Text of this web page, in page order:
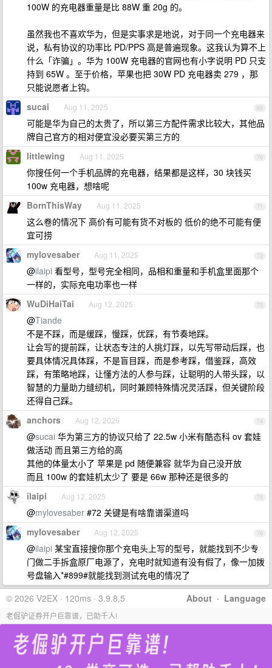
100W 的充电器重量是比 88W 重 20g 的。
虽然我也不喜欢华为，但是实事求是地说，对于同一个充电器来
说，私有协议的功率比 PD/PPS 高是普遍现象。这我认为算不上
什么「诈骗」。华为 100W 充电器的官网也有小字说明 PD 只支
持到 65W 。至于价格，苹果也把 30W PD 充电器卖 279 ，那
只能说愿者上钩。
69
sucai Aug 11, 2025
可能是华为自己的太贵了，所以第三方配件需求比较大，其他品
牌自己官方的相对便宜没必要买第三方的
70
littlewing Aug 11, 2025
你搜任何一个手机品牌的充电器，结果都是这样，30 块钱买
100w 充电器，想啥呢
71
BornThisWay Aug 11, 2025
这么卷的情况下 高价有可能有货不对板的 低价的绝不可能有便
宜可捞
72
mylovesaber Aug 11, 2025
@ilaipi 看型号，型号完全相同，品相和重量和手机盒里面那个
一样的，实际充电功率也一样
73
WuDiHaiTai Aug 12, 2025
@Tiande
不是不踩，而是缓踩，慢踩，优踩，有节奏地踩。
让会写的提前踩，让状态专注的人挑灯踩，以先写带动后踩，也
要具体情况具体踩，不是盲目踩，而是参考踩，借鉴踩，高效
踩，有策略地踩，让懂方法的人参与踩，让聪明的人带头踩，以
智慧的力量助力缝纫机，同时兼顾特殊情况灵活踩，但关键阶段
还得自己踩。
74
anchors Aug 12, 2025
@sucai 华为第三方的协议只给了 22.5w 小米有酷态科 ov 套娃
做活动 而且第三方给的高
其他的体量太小了 苹果是 pd 随便兼容 就华为自己没开放
而且 100w 的套娃机太少了 要是 66w 那种还是很多的
75
ilaipi Aug 12, 2025
@mylovesaber #72 关键是有啥靠谱渠道吗
76
mylovesaber Aug 12, 2025
@ilaipi 某宝直接搜你那个充电头上写的型号，就能找到不少专
门做二手拆盒原厂电源了，充电时就知道有没有假了，像一加拨
号盘输入*#899#就能找到测试充电的情况了
About · Language
© 2026 V2EX · 120ms · 3.9.8.5
老倔驴证券开户巨靠谱，已助千人!